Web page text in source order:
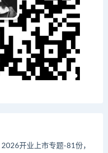
2026开业上市专题-81份，